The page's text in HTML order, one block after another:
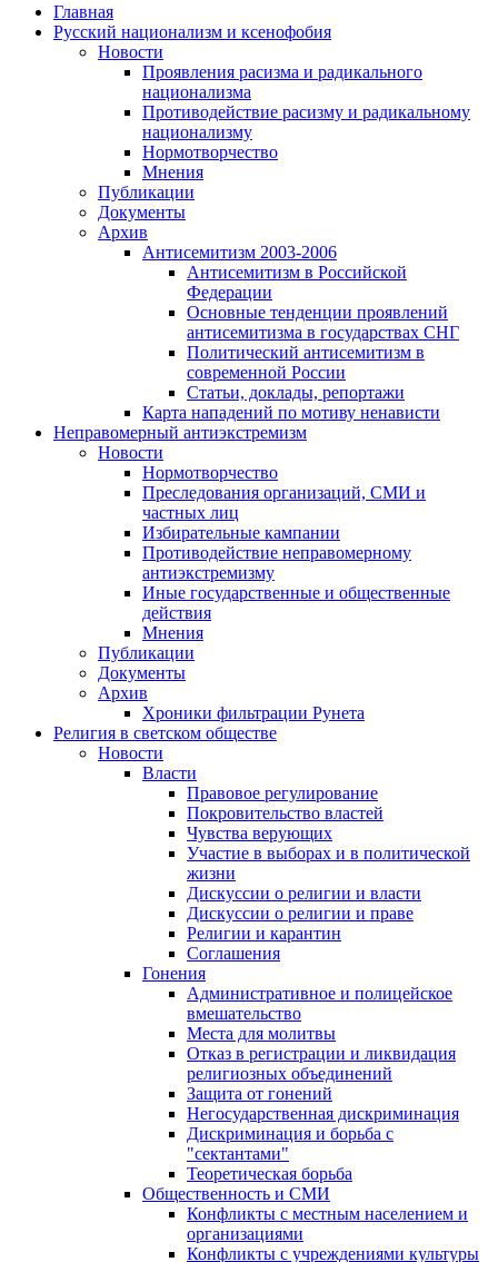
Главная
Русский национализм и ксенофобия
Новости
Проявления расизма и радикального
национализма
Противодействие расизму и радикальному
национализму
Нормотворчество
Мнения
Публикации
Документы
Архив
Антисемитизм 2003-2006
Антисемитизм в Российской
Федерации
Основные тенденции проявлений
антисемитизма в государствах СНГ
Политический антисемитизм в
современной России
Статьи, доклады, репортажи
Карта нападений по мотиву ненависти
Неправомерный антиэкстремизм
Новости
Нормотворчество
Преследования организаций, СМИ и
частных лиц
Избирательные кампании
Противодействие неправомерному
антиэкстремизму
Иные государственные и общественные
действия
Мнения
Публикации
Документы
Архив
Хроники фильтрации Рунета
Религия в светском обществе
Новости
Власти
Правовое регулирование
Покровительство властей
Чувства верующих
Участие в выборах и в политической
жизни
Дискуссии о религии и власти
Дискуссии о религии и праве
Религии и карантин
Соглашения
Гонения
Административное и полицейское
вмешательство
Места для молитвы
Отказ в регистрации и ликвидация
религиозных объединений
Защита от гонений
Негосударственная дискриминация
Дискриминация и борьба с
"сектантами"
Теоретическая борьба
Общественность и СМИ
Конфликты с местным населением и
организациями
Конфликты с учреждениями культуры